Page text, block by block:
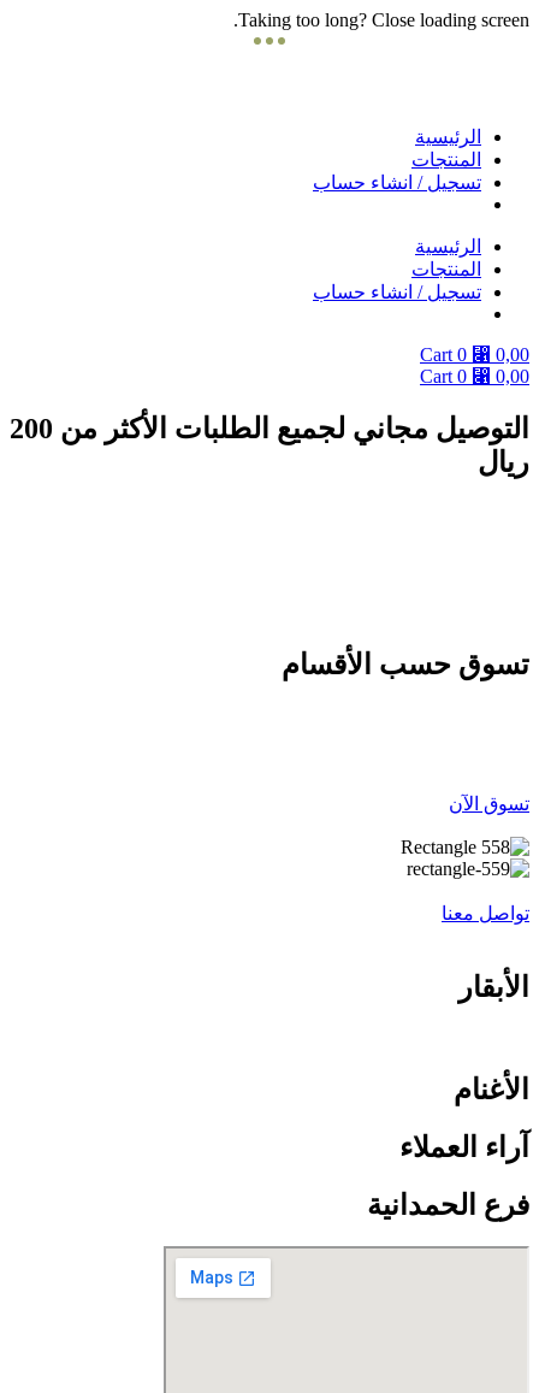
Taking too long? Close loading screen.
content الرئيسية
المنتجات
تسجيل / انشاء حساب
الرئيسية
المنتجات
تسجيل / انشاء حساب
⃁ 0,00
0
Cart
⃁ 0,00
0
Cart
التوصيل مجاني لجميع الطلبات الأكثر من 200
ريال
تسوق حسب الأقسام
تسوق الآن
تواصل معنا
الأبقار
الأغنام
آراء العملاء
فرع الحمدانية